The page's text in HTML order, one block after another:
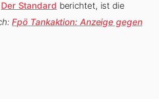
Der Standard berichtet, ist die
Fpö Tankaktion: Anzeige gegen